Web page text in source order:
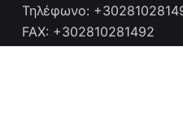
Τηλέφωνο:
FAX: +302810281492